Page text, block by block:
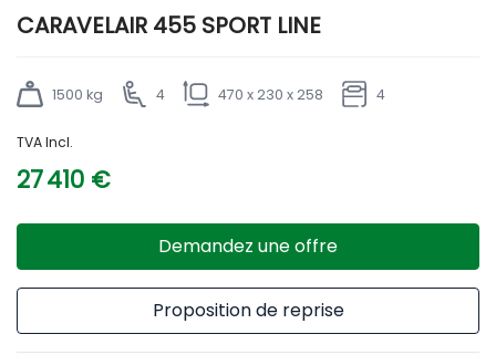
CARAVELAIR 455 SPORT LINE
1500 kg 4 470 x 230 x 258 4
TVA Incl.
27 410 €
Demandez une offre
Proposition de reprise